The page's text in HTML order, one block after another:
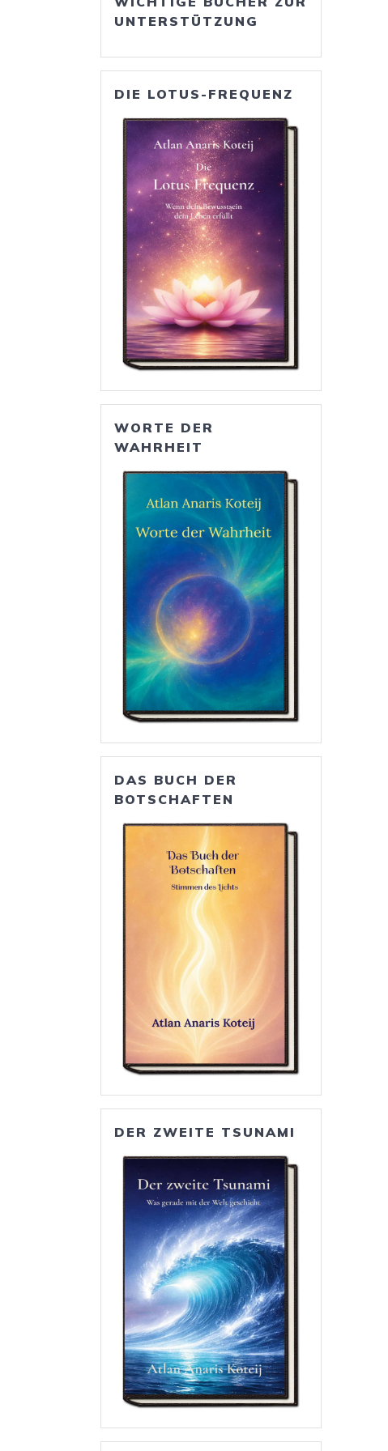
UNTERSTÜTZUNG
DIE LOTUS-FREQUENZ
WORTE DER
WAHRHEIT
DAS BUCH DER
BOTSCHAFTEN
DER ZWEITE TSUNAMI